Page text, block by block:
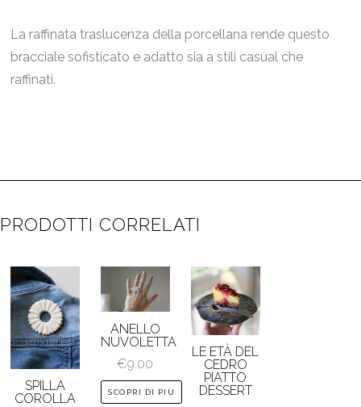
La raffinata traslucenza della porcellana rende questo
bracciale sofisticato e adatto sia a stili casual che
raffinati.
PRODOTTI CORRELATI
SPILLA
COROLLA
ANELLO
NUVOLETTA
€9.00
SCOPRI DI PIÙ
LE ETÀ DEL
CEDRO
PIATTO
DESSERT